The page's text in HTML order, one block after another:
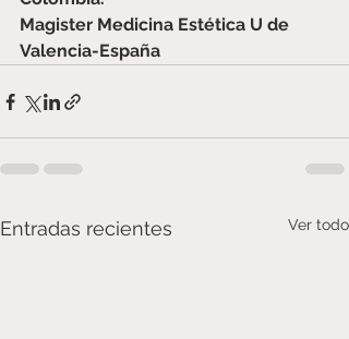
Magister Medicina Estética U de
Valencia-España
Entradas recientes Ver todo